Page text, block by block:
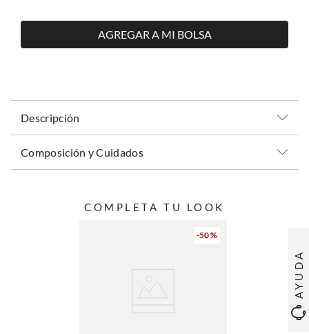
AYUDA
AGREGAR A MI BOLSA
Descripción
Composición y Cuidados
COMPLETA TU LOOK
-50 %